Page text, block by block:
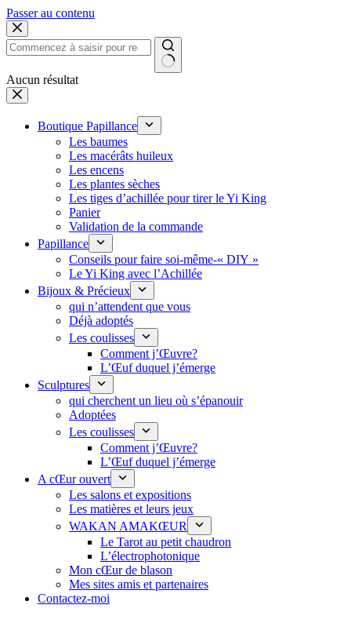
Passer au contenu
Aucun résultat
Boutique Papillance
Les baumes
Les macérâts huileux
Les encens
Les plantes sèches
Les tiges d’achillée pour tirer le Yi King
Panier
Validation de la commande
Papillance
Conseils pour faire soi-même-« DIY »
Le Yi King avec l’Achillée
Bijoux & Précieux
qui n’attendent que vous
Déjà adoptés
Les coulisses
Comment j’Œuvre?
L’Œuf duquel j’émerge
Sculptures
qui cherchent un lieu où s’épanouir
Adoptées
Les coulisses
Comment j’Œuvre?
L’Œuf duquel j’émerge
A cŒur ouvert
Les salons et expositions
Les matières et leurs jeux
WAKAN AMAKŒUR
Le Tarot au petit chaudron
L’électrophotonique
Mon cŒur de blason
Mes sites amis et partenaires
Contactez-moi